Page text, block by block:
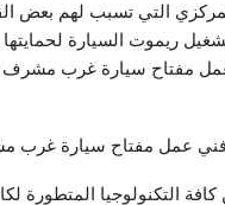
التي تسبب لهم بعض
ريموت السيارة
مفتاح سيارة غرب مشرف
عمل مفتاح سيارة غرب
التكنولوجيا المتطورة